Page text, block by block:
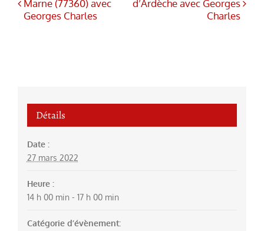
Marne (77360) avec
Georges Charles
d’Ardèche avec Georges
Charles
Détails
Date :
27 mars 2022
Heure :
14 h 00 min - 17 h 00 min
Catégorie d’évènement: